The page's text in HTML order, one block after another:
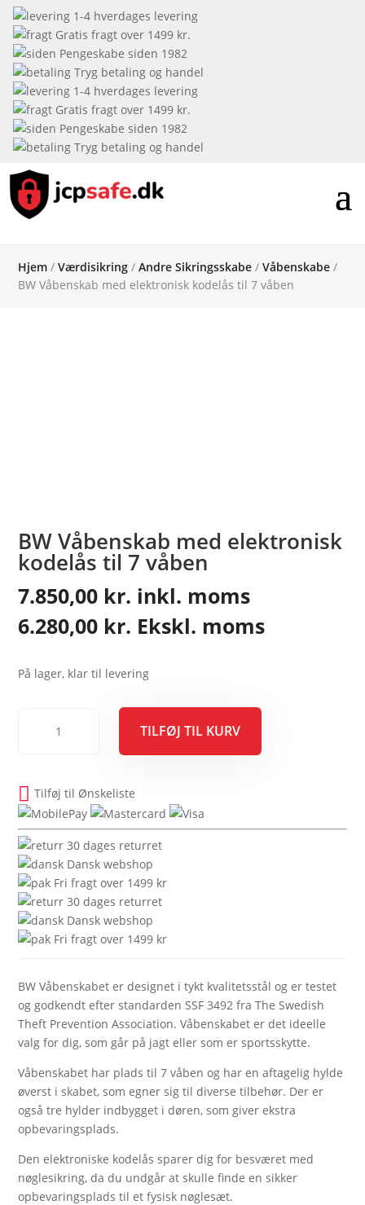
1-4 hverdages levering
Gratis fragt over 1499 kr.
Pengeskabe siden 1982
Tryg betaling og handel
1-4 hverdages levering
Gratis fragt over 1499 kr.
Pengeskabe siden 1982
Tryg betaling og handel
Hjem /Værdisikring /Andre Sikringsskabe /Våbenskabe /
BW Våbenskab med elektronisk kodelås til 7 våben
BW Våbenskab med elektronisk
kodelås til 7 våben
7.850,00 kr. inkl. moms
6.280,00 kr. Ekskl. moms
På lager, klar til levering
Våbenskab
kodelås
til
7
våben
antal
TILFØJ TIL KURV
Tilføj til Ønskeliste
30 dages returret
Dansk webshop
Fri fragt over 1499 kr
30 dages returret
Dansk webshop
Fri fragt over 1499 kr
BW Våbenskabet er designet i tykt kvalitetsstål og er testet
og godkendt efter standarden SSF 3492 fra The Swedish
Theft Prevention Association. Våbenskabet er det ideelle
valg for dig, som går på jagt eller som er sportsskytte.
Våbenskabet har plads til 7 våben og har en aftagelig hylde
øverst i skabet, som egner sig til diverse tilbehør. Der er
også tre hylder indbygget i døren, som giver ekstra
opbevaringsplads.
Den elektroniske kodelås sparer dig for besværet med
nøglesikring, da du undgår at skulle finde en sikker
opbevaringsplads til et fysisk nøglesæt.